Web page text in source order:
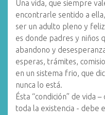
Una vida, que siempre
encontrarle sentido a
ser un adulto pleno y
es donde padres y niños
abandono y
esperas, trámites,
en un sistema frio, que
nunca lo está.
Ésta “condición” de vida
toda la existencia - debe